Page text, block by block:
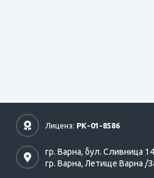
Лиценз: РК-01-8586
гр. Варна, бул. Сливница
гр. Варна, Летище Варна /